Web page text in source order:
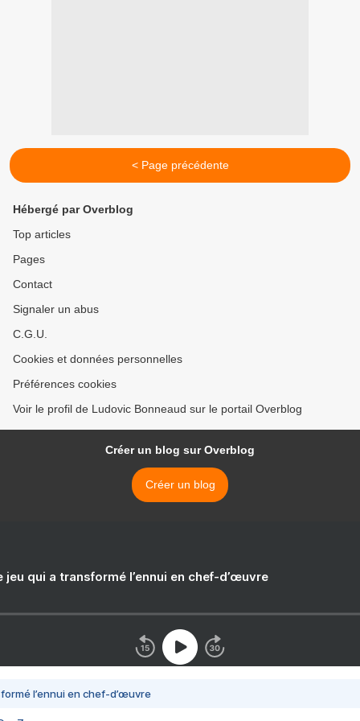
< Page précédente
Hébergé par Overblog
Top articles
Pages
Contact
Signaler un abus
C.G.U.
Cookies et données personnelles
Préférences cookies
Voir le profil de Ludovic Bonneaud sur le portail Overblog
Créer un blog sur Overblog
Créer un blog
jeu qui a transformé l’ennui en chef-d’œuvre
l’ennui en chef-d’œuvre